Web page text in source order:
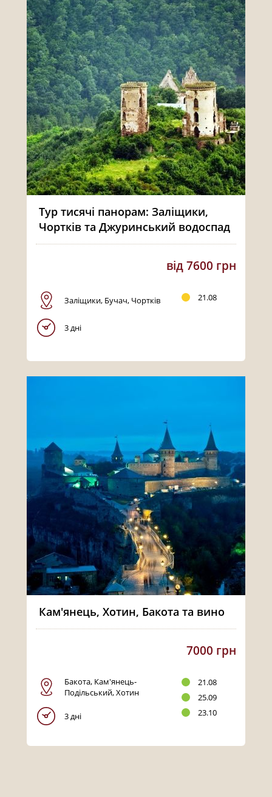
Тур тисячі панорам: Заліщики,
Чортків та Джуринський водоспад
від 7600 грн
Заліщики, Бучач, Чортків
3 дні
21.08
Кам'янець, Хотин, Бакота та вино
7000 грн
Бакота, Кам'янець-
Подільський, Хотин
3 дні
21.08
25.09
23.10